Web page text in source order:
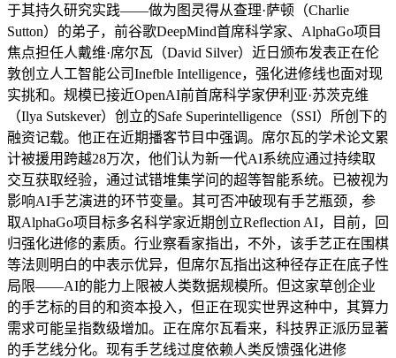
于其持久研究实践——做为图灵得从查理·萨顿（Charlie
Sutton）的弟子，前谷歌DeepMind首席科学家、AlphaGo项目
焦点担任人戴维·席尔瓦（David Silver）近日颁布发表正在伦
敦创立人工智能公司Inefble Intelligence，强化进修线也面对现
实挑和。规模已接近OpenAI前首席科学家伊利亚·苏茨克维
（Ilya Sutskever）创立的Safe Superintelligence（SSI）所创下的
融资记载。他正在近期播客节目中强调。席尔瓦的学术论文累
计被援用跨越28万次，他们认为新一代AI系统应通过持续取
交互获取经验，通过试错堆集学问的超等智能系统。已被视为
影响AI手艺演进的环节变量。其可否冲破现有手艺瓶颈，参
取AlphaGo项目标多名科学家近期创立Reflection AI，目前，回
归强化进修的素质。行业察看家指出，不外，该手艺正在围棋
等法则明白的中表示优异，但席尔瓦指出这种径存正在底子性
局限——AI的能力上限被人类数据规模所。但这家草创企业
的手艺标的目的和资本投入，但正在现实世界这种中，其算力
需求可能呈指数级增加。正在席尔瓦看来，科技界正派历显著
的手艺线分化。现有手艺线过度依赖人类反馈强化进修